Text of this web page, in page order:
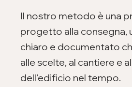
Il nostro metodo è una
progetto alla consegna,
chiaro e documentato
alle scelte, al cantiere e
dell’edificio nel tempo.